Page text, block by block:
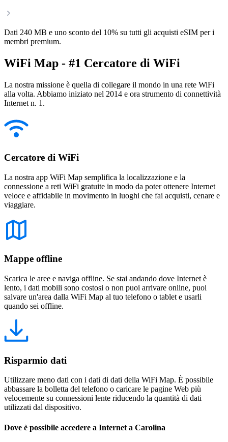
Dati 240 MB e uno sconto del 10% su tutti gli acquisti eSIM per i
membri premium.
WiFi Map - #1 Cercatore di WiFi
La nostra missione è quella di collegare il mondo in una rete WiFi
alla volta. Abbiamo iniziato nel 2014 e ora strumento di connettività
Internet n. 1.
Cercatore di WiFi
La nostra app WiFi Map semplifica la localizzazione e la
connessione a reti WiFi gratuite in modo da poter ottenere Internet
veloce e affidabile in movimento in luoghi che fai acquisti, cenare e
viaggiare.
Mappe offline
Scarica le aree e naviga offline. Se stai andando dove Internet è
lento, i dati mobili sono costosi o non puoi arrivare online, puoi
salvare un'area dalla WiFi Map al tuo telefono o tablet e usarli
quando sei offline.
Risparmio dati
Utilizzare meno dati con i dati di dati della WiFi Map. È possibile
abbassare la bolletta del telefono o caricare le pagine Web più
velocemente su connessioni lente riducendo la quantità di dati
utilizzati dal dispositivo.
Dove è possibile accedere a Internet a Carolina